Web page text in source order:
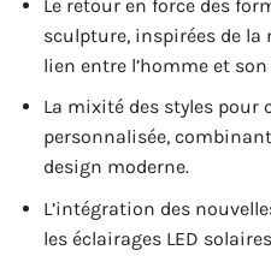
Le retour en force des
sculpture, inspirées de la
lien entre l’homme et
La mixité des styles pour
personnalisée,
design moderne.
L’intégration des
les éclairages LED